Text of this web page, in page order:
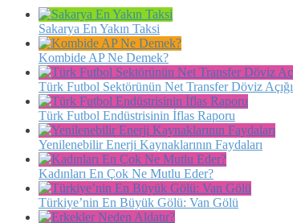
Sakarya En Yakın Taksi
Kombide AP Ne Demek?
Türk Futbol Sektörünün Net Transfer Döviz Açığı
Türk Futbol Endüstrisinin İflas Raporu
Yenilenebilir Enerji Kaynaklarının Faydaları
Kadınları En Çok Ne Mutlu Eder?
Türkiye’nin En Büyük Gölü: Van Gölü